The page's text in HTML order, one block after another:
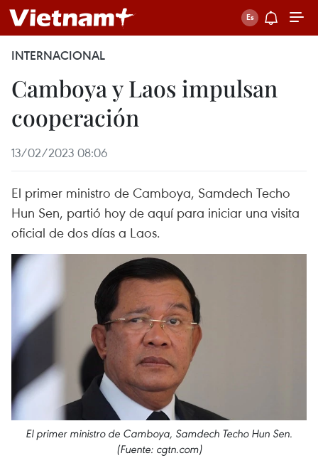
INTERNACIONAL
Camboya y Laos impulsan
cooperación
13/02/2023 08:06
El primer ministro de Camboya, Samdech Techo
Hun Sen, partió hoy de aquí para iniciar una visita
oficial de dos días a Laos.
El primer ministro de Camboya, Samdech Techo Hun Sen.
(Fuente: cgtn.com)